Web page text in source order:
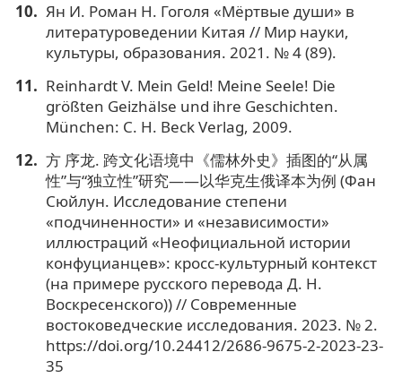
Ян И. Роман Н. Гоголя «Мёртвые души» в
литературоведении Китая // Мир науки,
культуры, образования. 2021. № 4 (89).
Reinhardt V. Mein Geld! Meine Seele! Die
größten Geizhälse und ihre Geschichten.
München: C. H. Beck Verlag, 2009.
方 序龙. 跨文化语境中《儒林外史》插图的“从属
性”与“独立性”研究——以华克生俄译本为例 (Фан
Сюйлун. Исследование степени
«подчиненности» и «независимости»
иллюстраций «Неофициальной истории
конфуцианцев»: кросс-культурный контекст
(на примере русского перевода Д. Н.
Воскресенского)) // Современные
востоковедческие исследования. 2023. № 2.
https://doi.org/10.24412/2686-9675-2-2023-23-
35